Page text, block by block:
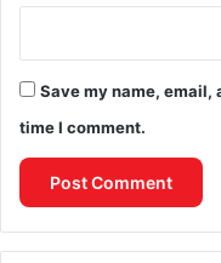
Save my name, email,
time I comment.